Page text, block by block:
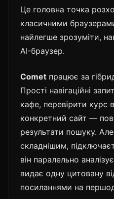
Це головна точка
класичними
найлегше зрозуміти,
AI-браузер.
Comet працює за
Прості навігаційні
кафе, перевірити курс
конкретний сайт —
результати пошуку.
складнішим,
він паралельно
видає одну цитовану
посиланнями на